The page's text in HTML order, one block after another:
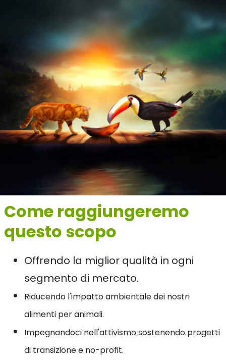
Come raggiungeremo
questo scopo
Offrendo la miglior qualità in ogni
segmento di mercato.
Riducendo l'impatto ambientale dei nostri
alimenti per animali.
Impegnandoci nell'attivismo sostenendo progetti
di transizione e no-profit.